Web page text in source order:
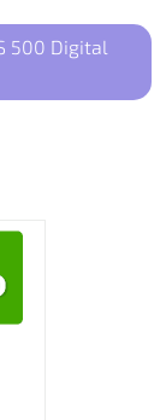
500 Digital